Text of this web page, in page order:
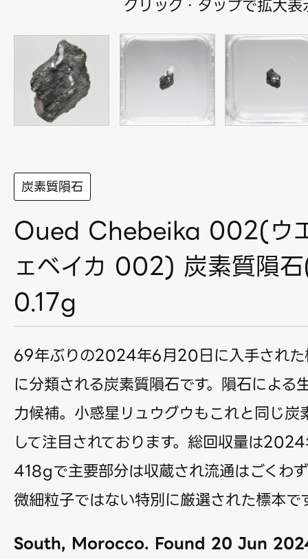
クリック・タップで拡大表
炭素質隕石
Oued Chebeika 002(ウ
ェベイカ 002) 炭素質隕
0.17g
69年ぶりの2024年6月20日に入手された
に分類される炭素質隕石です。隕石による
力候補。小惑星リュウグウもこれと同じ炭
して注目されております。総回収量は
418gで主要部分は収蔵され流通はごくわ
微細粒子ではない特別に厳選された標本で
South, Morocco. Found 20 Jun